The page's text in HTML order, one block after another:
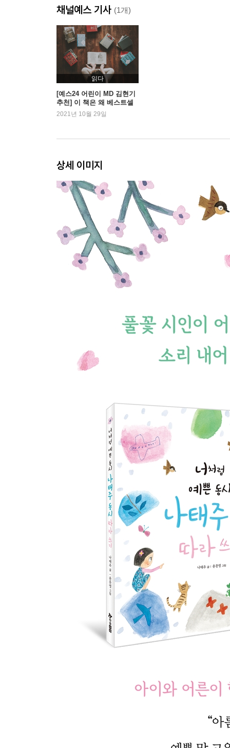
채널예스 기사 (1개)
읽다
[예스24 어린이 MD 김현기
추천] 이 책은 왜 베스트셀
러인가?
2021년 10월 29일
상세 이미지